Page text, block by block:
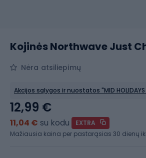
Kojinės Northwave Just
Nėra atsiliepimų
Akcijos sąlygos ir nuostatos "MID HOLIDAYS
12,99 €
11,04 € su kodu
EXTRA
Mažiausia kaina per pastarąsias 30 dienų